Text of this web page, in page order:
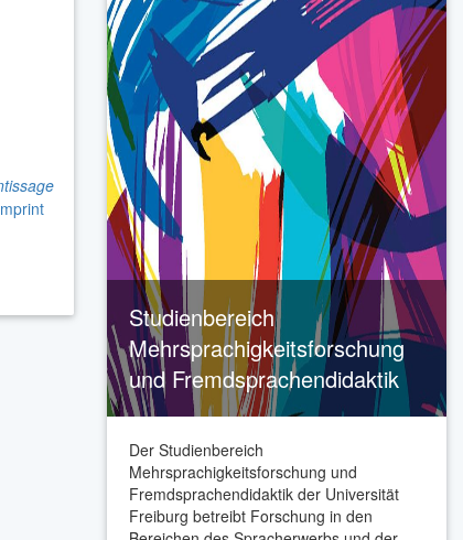
Studienbereich
Mehrsprachigkeitsforschung
und Fremdsprachendidaktik
Der Studienbereich
Mehrsprachigkeitsforschung und
Fremdsprachendidaktik der Universität
Freiburg betreibt Forschung in den